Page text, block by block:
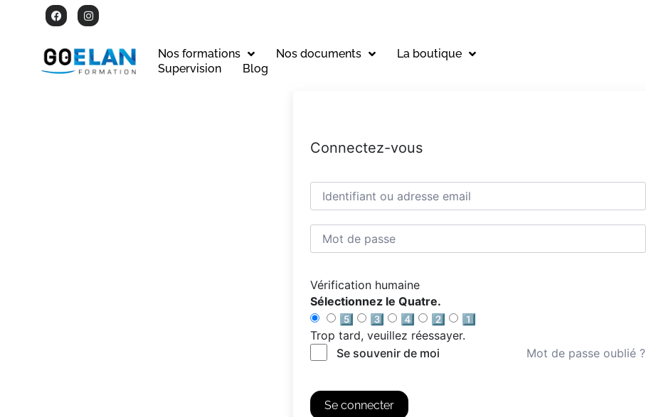
Nos formations Nos documents
La boutique
Supervision
Blog
Connectez-vous
Vérification humaine
Sélectionnez le Quatre.
5️⃣
3️⃣ 4️⃣ 2️⃣
1️⃣
Trop tard, veuillez réessayer.
Se souvenir de moi
Mot de passe oublié ?
Se connecter